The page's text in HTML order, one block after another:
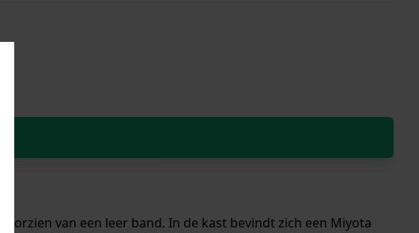
van een leer band. In de kast bevindt zich een Miyota